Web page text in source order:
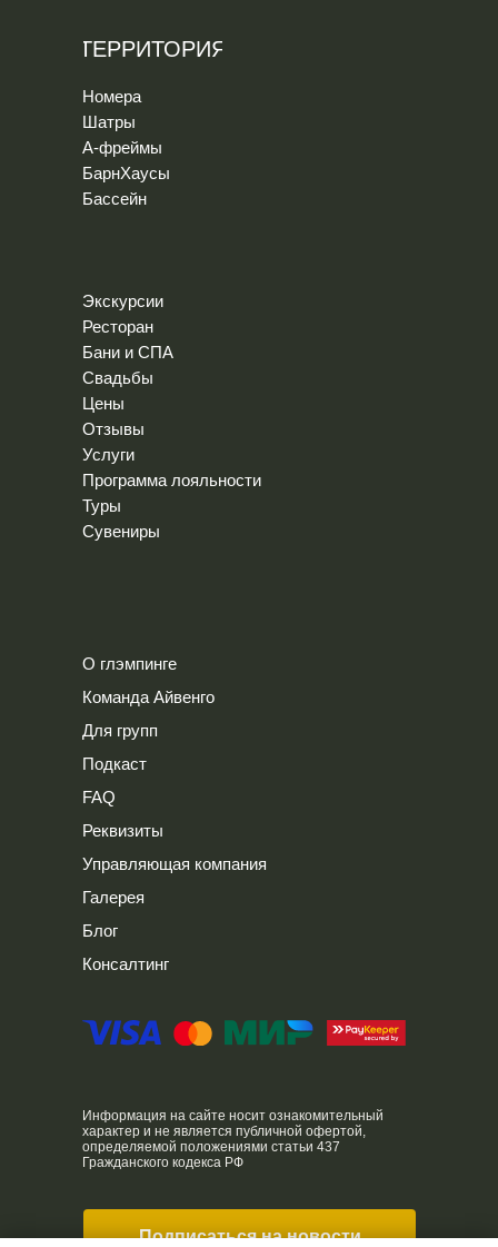
Подписаться на новости
ТЕРРИТОРИЯ
Номера
Шатры
А-фреймы
БарнХаусы
Бассейн
О глэмпинге
Команда Айвенго
Для групп
Подкаст
FAQ
Реквизиты
Управляющая компания
Галерея
Блог
Консалтинг
Экскурсии
Ресторан
Бани и СПА
Свадьбы
Цены
Отзывы
Услуги
Программа лояльности
Туры
Сувениры
Информация на сайте носит ознакомительный
характер и не является публичной офертой,
определяемой положениями статьи 437
Гражданского кодекса РФ